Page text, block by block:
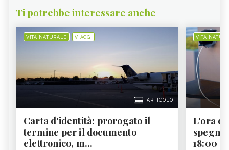
Ti potrebbe interessare anche
VITA NATURALE VIAGGI
ARTICOLO
Carta d'identità: prorogato il
termine per il documento
elettronico, m...
VITA
L'ora
18:00 ti